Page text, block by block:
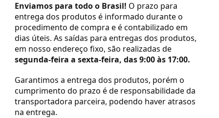
Enviamos para todo o Brasil! O prazo para
entrega dos produtos é informado durante o
procedimento de compra e é contabilizado em
dias úteis. As saídas para entregas dos produtos,
em nosso endereço fixo, são realizadas de
segunda-feira a sexta-feira, das 9:00 às 17:00.
Garantimos a entrega dos produtos, porém o
cumprimento do prazo é de responsabilidade da
transportadora parceira, podendo haver atrasos
na entrega.